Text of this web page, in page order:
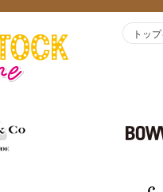
トッ